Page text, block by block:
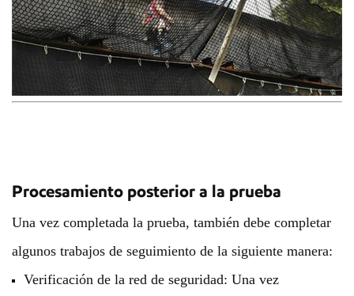
Procesamiento posterior a la prueba
Una vez completada la prueba, también debe completar
algunos trabajos de seguimiento de la siguiente manera:
Verificación de la red de seguridad: Una vez